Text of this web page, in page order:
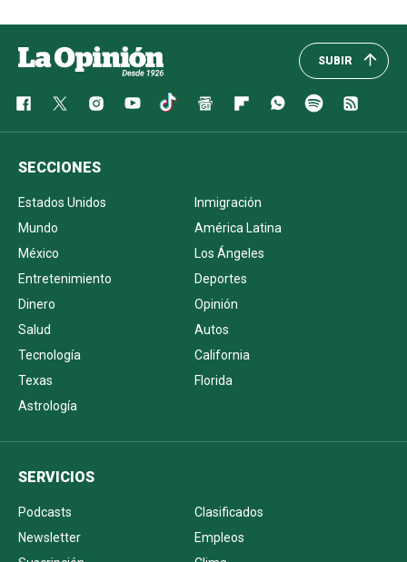
SUBIR
SECCIONES
Estados Unidos
Inmigración
Mundo
América Latina
México
Los Ángeles
Entretenimiento
Deportes
Dinero
Opinión
Salud
Autos
Tecnología
California
Texas
Florida
Astrología
SERVICIOS
Podcasts
Clasificados
Newsletter
Empleos